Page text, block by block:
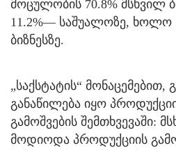
მოცულობის 70.8% მსხვილ
11.2%— საშუალოზე, ხოლო
ბიზნესზე.
„საქსტატის“ მონაცემებით,
განაწილება იყო
გამოშვების შემთხვევაში:
მოდიოდა პროდუქციის